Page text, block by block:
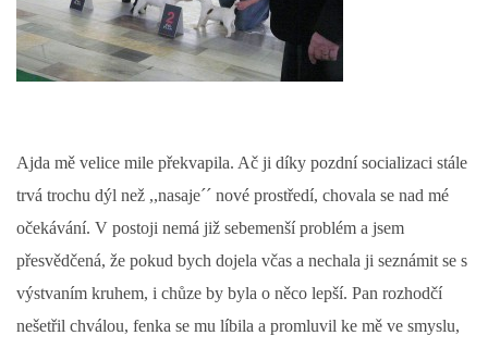
Ajda mě velice mile překvapila. Ač ji díky pozdní socializaci stále
trvá trochu dýl než ,,nasaje´´ nové prostředí, chovala se nad mé
očekávání. V postoji nemá již sebemenší problém a jsem
přesvědčená, že pokud bych dojela včas a nechala ji seznámit se s
výstvaním kruhem, i chůze by byla o něco lepší. Pan rozhodčí
nešetřil chválou, fenka se mu líbila a promluvil ke mě ve smyslu,